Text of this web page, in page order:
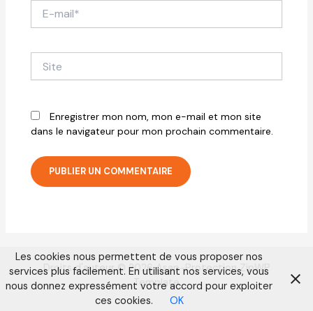
mail*
Enregistrer mon nom, mon e-mail et mon site
dans le navigateur pour mon prochain commentaire.
Droits d'auteur © 2026 Asap-Protection ZipWP
Template
Les cookies nous permettent de vous proposer nos
services plus facilement. En utilisant nos services, vous
nous donnez expressément votre accord pour exploiter
ces cookies.
OK